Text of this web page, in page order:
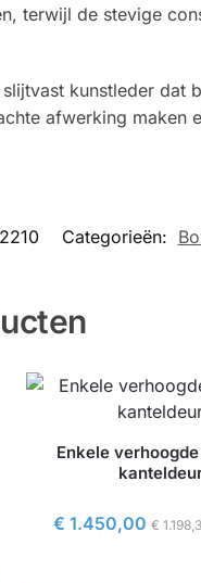
terwijl de stevige
kunstleder dat
afwerking
Categorieën:
Enkele
€ 1.450,00 €